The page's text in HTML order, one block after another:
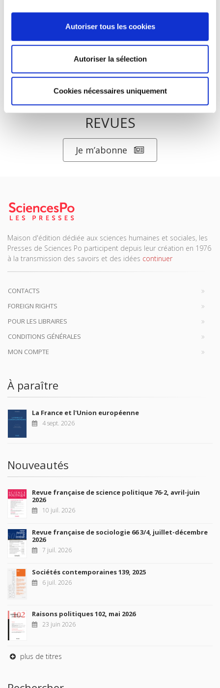
Autoriser tous les cookies
Autoriser la sélection
Cookies nécessaires uniquement
ABONNEZ-VOUS À NOS
REVUES
Je m’abonne
Maison d'édition dédiée aux sciences humaines et sociales, les
Presses de Sciences Po participent depuis leur création en 1976
à la transmission des savoirs et des idées continuer
CONTACTS
FOREIGN RIGHTS
POUR LES LIBRAIRES
CONDITIONS GÉNÉRALES
MON COMPTE
À paraître
La France et l'Union européenne
4 sept. 2026
Nouveautés
Revue française de science politique 76-2, avril-juin
2026
10 juil. 2026
Revue française de sociologie 66 3/4, juillet-décembre
2026
7 juil. 2026
Sociétés contemporaines 139, 2025
6 juil. 2026
Raisons politiques 102, mai 2026
23 juin 2026
plus de titres